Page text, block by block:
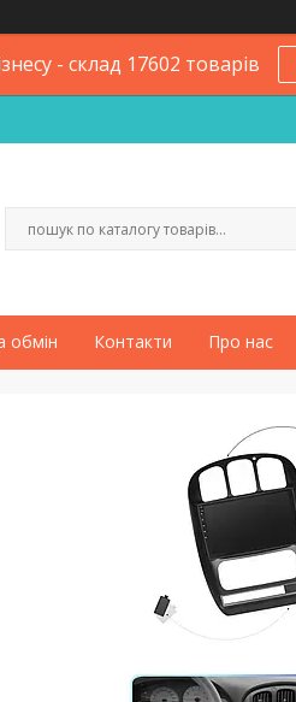
- склад 17602 товарів
обмін Контакти Про нас